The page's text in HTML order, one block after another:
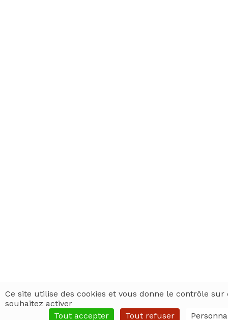
Ce site utilise des cookies et vous donne le contrôle sur
souhaitez activer
Tout accepter
Tout refuser